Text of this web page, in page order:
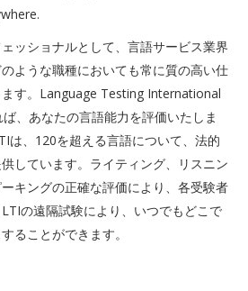
ッショナルとして、言語サービス業界
ような職種においても常に質の高い仕
す。Language Testing International
、あなたの言語能力を評価いたしま
は、120を超える言語について、法的
しています。ライティング、リスニン
キングの正確な評価により、各受験者
の遠隔試験により、いつでもどこで
ることができます。